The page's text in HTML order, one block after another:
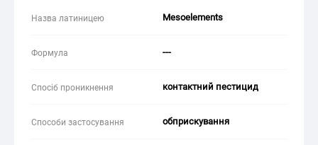
Назва латиницею Mesoelements
Формула ---
Спосіб проникнення контактний пестицид
Способи застосування обприскування